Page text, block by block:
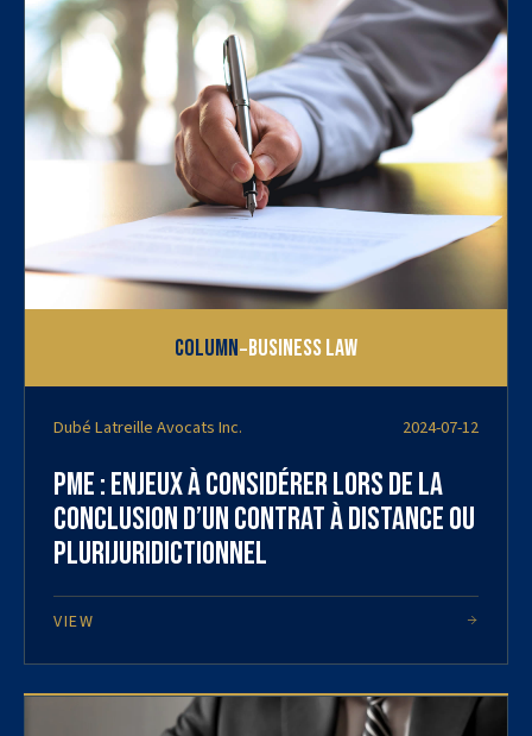
Column-Business Law
Dubé Latreille Avocats Inc. 2024-07-12
PME : Enjeux à considérer lors de la
conclusion d’un contrat à distance ou
plurijuridictionnel
VIEW